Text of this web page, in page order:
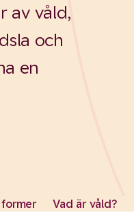
av våld,
och
en
Vad är våld?